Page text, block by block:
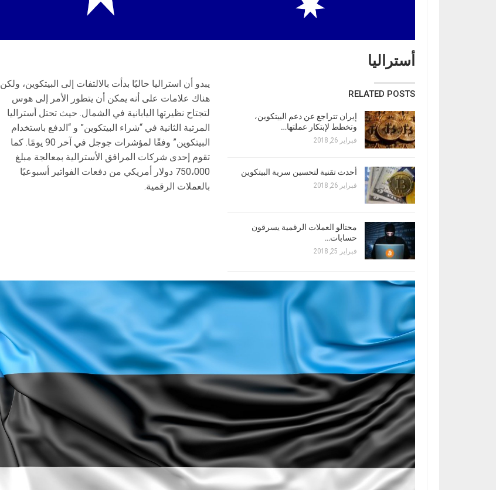
أستراليا
RELATED POSTS
إيران تتراجع عن دعم البيتكوين،
وتخطط لإبتكار عملتها…
فبراير 26, 2018
أحدث تقنية لتحسين سرية البيتكوين
فبراير 26, 2018
محتالو العملات الرقمية يسرقون
حسابات…
فبراير 25, 2018
يبدو أن استراليا حاليًا بدأت بالالتفات إلى البيتكوين، ولكن
هناك علامات على أنه يمكن أن يتطور الأمر إلى هوس
لتجتاح نظيرتها اليابانية في الشمال. حيث تحتل أستراليا
المرتبة الثانية في “شراء البيتكوين” و “الدفع باستخدام
البيتكوين” وفقًا لمؤشرات جوجل في آخر 90 يومًا. كما
تقوم إحدى شركات المرافق الأسترالية بمعالجة مبلغ
750،000 دولار أمريكي من دفعات الفواتير أسبوعيًا
بالعملات الرقمية.